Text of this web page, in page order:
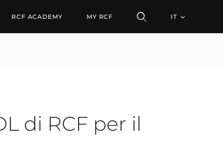
RCF ACADEMY MY RCF IT
di RCF per il